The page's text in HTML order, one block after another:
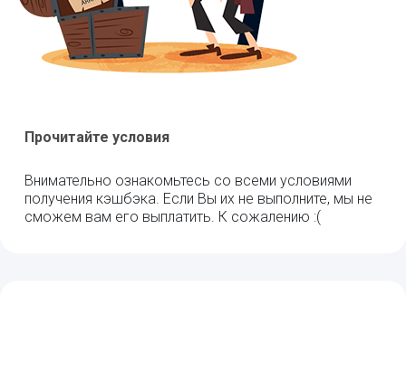
Прочитайте условия
Внимательно ознакомьтесь со всеми условиями
получения кэшбэка. Если Вы их не выполните, мы не
сможем вам его выплатить. К сожалению :(